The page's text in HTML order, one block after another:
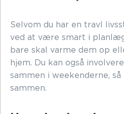
Selvom du har en travl
ved at være smart i
bare skal varme dem op
hjem. Du kan også
sammen i weekenderne,
sammen.